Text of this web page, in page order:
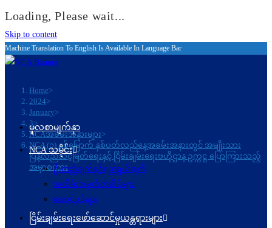
Loading, Please wait...
Skip to content
Machine Translation To English Is Available In Language Bar
Home>
2024>
January>
3>
NCAအခမ်းအနားများ>
NCA (၃) နှစ်မြောက် နှစ်ပတ်လည်နေ့အခမ်းအနားတွင် အမျိုးသား
ပြန်လည်သင့်မြတ်ရေးနှင့် ငြိမ်းချမ်းရေးဗဟိုဌာန ဥက္ကဋ္ဌ ပြောကြားသည့်
အမှာစကား
မူလစာမျက်နှာ
NCA သမိုင်း
ဦးတည်ချက်နှင့်ရည်ရွယ်ချက်
အထိမ်းအမှတ်တံဆိပ်များ
ဆောင်ပုဒ်များ
ငြိမ်းချမ်းရေးဖော်‌ဆောင်မှုယန္တရားများ